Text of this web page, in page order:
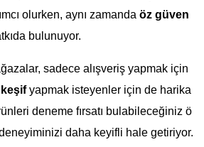
olurken, aynı zamanda öz güven
bulunuyor.
sadece alışveriş yapmak için
keşifyapmak isteyenler için de harika
deneme fırsatı bulabileceğiniz ö
daha keyifli hale getiriyor.